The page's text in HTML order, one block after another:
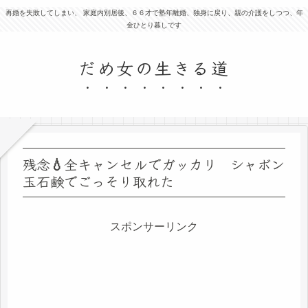
再婚を失敗してしまい、 家庭内別居後、６６才で塾年離婚、独身に戻り、親の介護をしつつ、年
金ひとり暮しです
だめ女の生きる道
残念💧全キャンセルでガッカリ シャボン
玉石鹸でごっそり取れた
スポンサーリンク